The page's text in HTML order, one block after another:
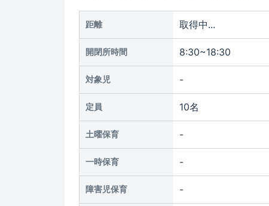
距離 取得中...
開閉所時間 8:30~18:30
対象児 -
定員 10名
土曜保育 -
一時保育 -
障害児保育 -